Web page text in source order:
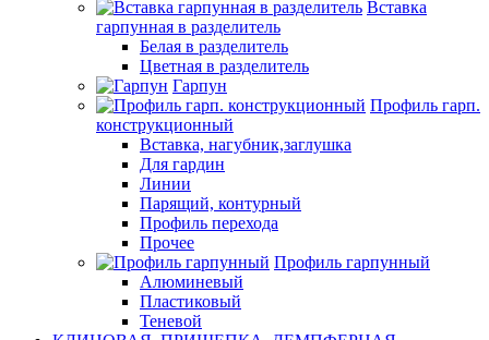
Вставка
гарпунная в разделитель
Белая в разделитель
Цветная в разделитель
Гарпун
Профиль гарп.
конструкционный
Вставка, нагубник,заглушка
Для гардин
Линии
Парящий, контурный
Профиль перехода
Прочее
Профиль гарпунный
Алюминевый
Пластиковый
Теневой